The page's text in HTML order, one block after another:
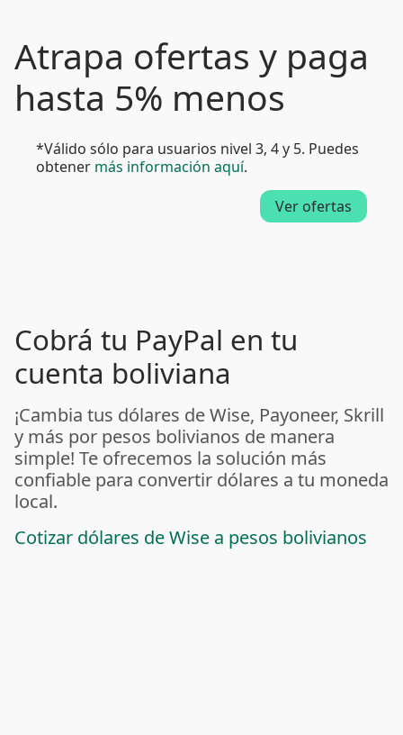
Atrapa ofertas y paga
hasta 5% menos
*Válido sólo para usuarios nivel 3, 4 y 5. Puedes
obtener más información aquí.
Ver ofertas
Cobrá tu PayPal en tu
cuenta boliviana
¡Cambia tus dólares de Wise, Payoneer, Skrill
y más por pesos bolivianos de manera
simple! Te ofrecemos la solución más
confiable para convertir dólares a tu moneda
local.
Cotizar dólares de Wise a pesos bolivianos